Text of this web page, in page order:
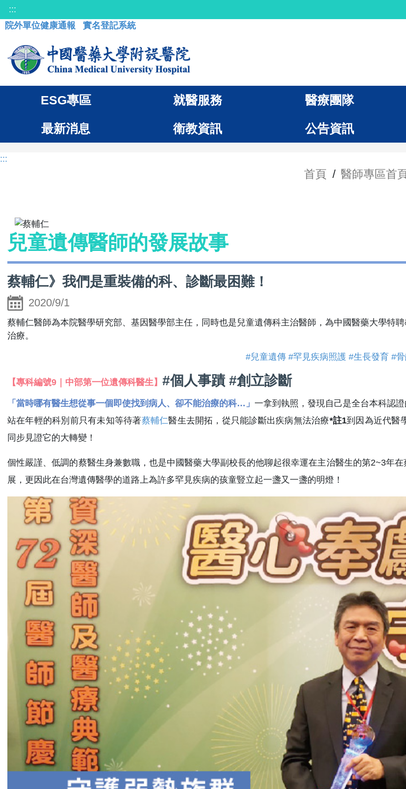
:::
院外單位健康通報
實名登記系統
ESG專區 就醫服務 醫療團隊
最新消息 衛教資訊 公告資訊
:::
首頁 / 醫師專區首
兒童遺傳醫師的發展故事
蔡輔仁》我們是重裝備的科、診斷最困難！
2020/9/1
蔡輔仁醫師為本院醫學研究部、基因醫學部主任，同時也是兒童遺傳科主治醫師，為中國醫藥大學特
治療。
#兒童遺傳 #罕見疾病照護 #生長發育 #
【專科編號9｜中部第一位遺傳科醫生】 #個人事蹟 #創立診斷
「當時哪有醫生想從事一個即使找到病人、卻不能治療的科…」 一拿到執照，發現自己是全台本科認
站在年輕的科別前只有未知等待著蔡輔仁醫生去開拓，從只能診斷出疾病無法治療*註1到因為近代醫
同步見證它的大轉變！
個性嚴謹、低調的蔡醫生身兼數職，也是中國醫藥大學副校長的他聊起很幸運在主治醫生的第2~3年
展，更因此在台灣遺傳醫學的道路上為許多罕見疾病的孩童豎立起一盞又一盞的明燈！